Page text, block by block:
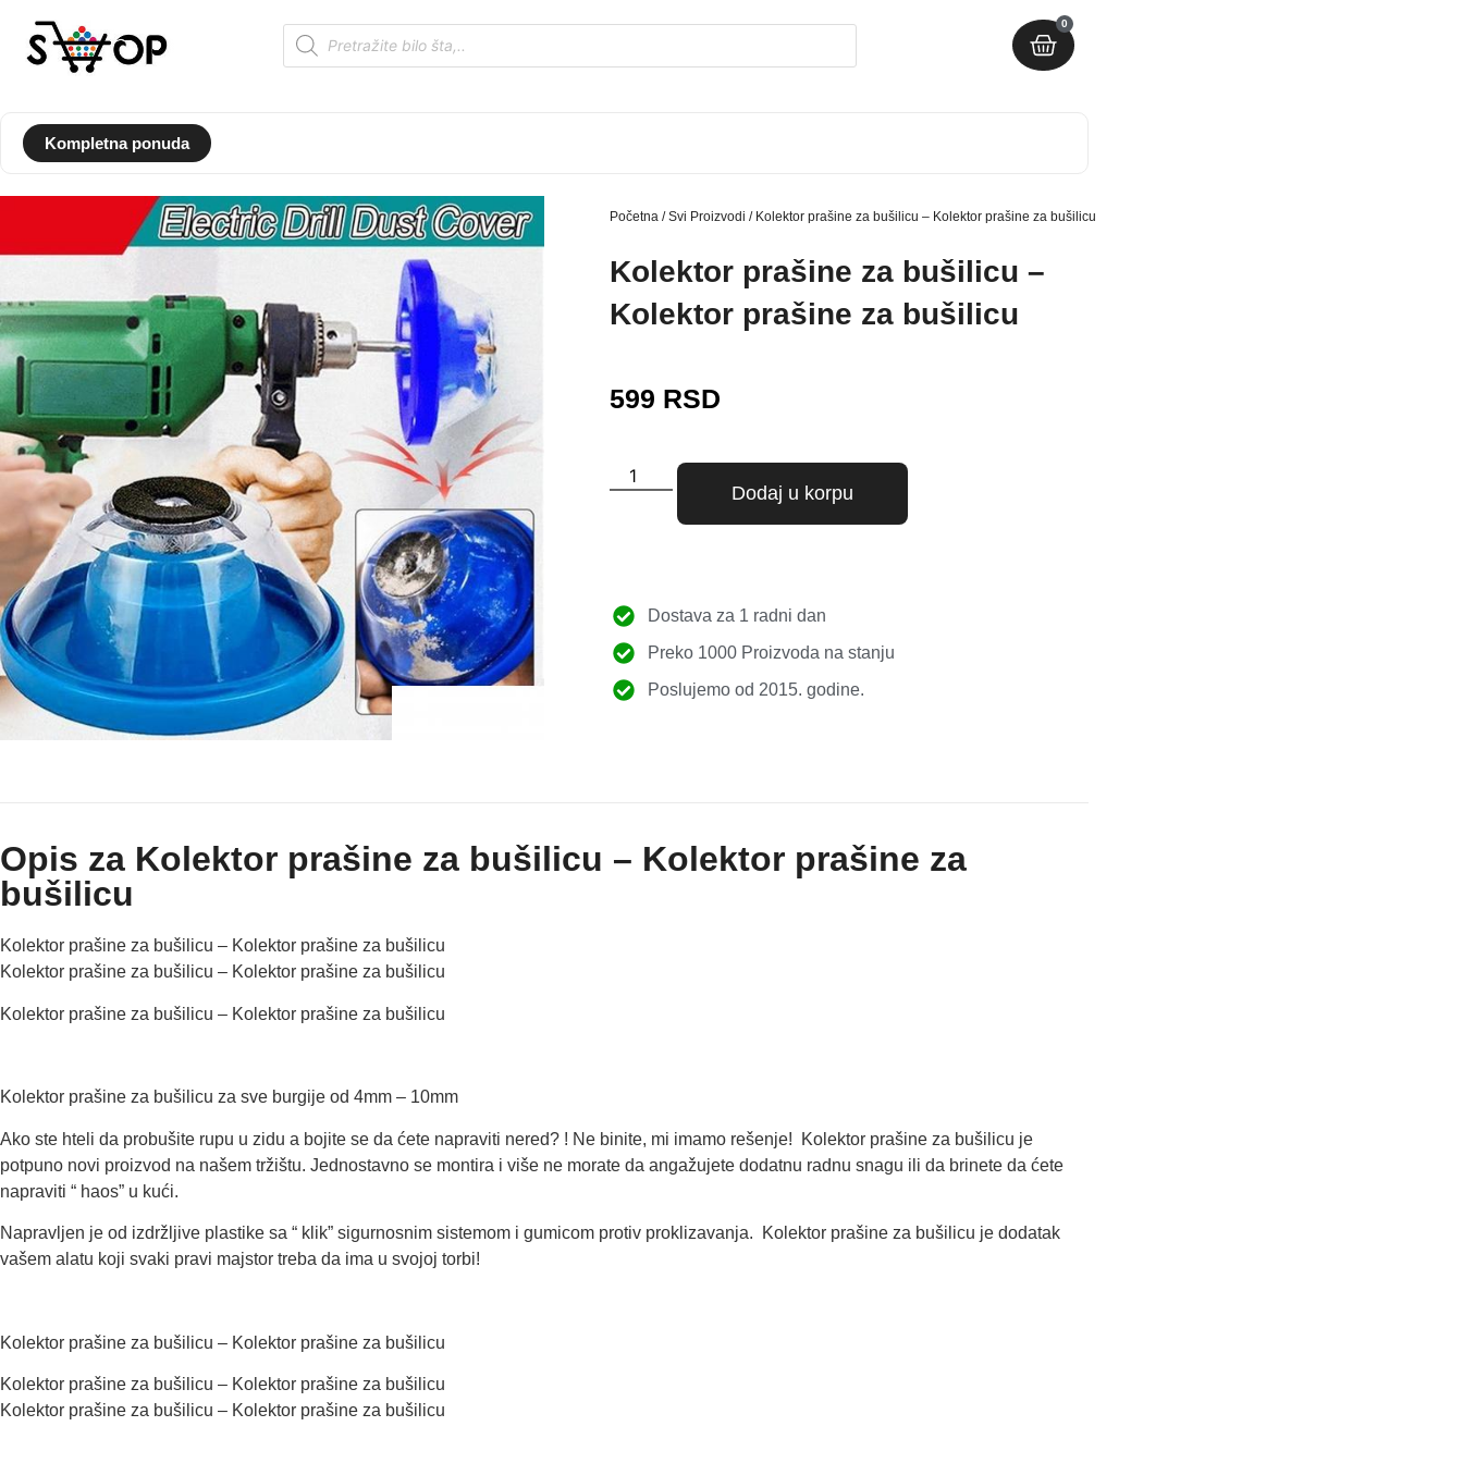
0
Kompletna ponuda
Početna /Svi Proizvodi / Kolektor prašine za bušilicu – Kolektor prašine za bušilicu
Kolektor prašine za bušilicu –
Kolektor prašine za bušilicu
599 RSD
Dodaj u korpu
Dostava za 1 radni dan
Preko 1000 Proizvoda na stanju
Poslujemo od 2015. godine.
Opis za Kolektor prašine za bušilicu – Kolektor prašine za
bušilicu
Kolektor prašine za bušilicu – Kolektor prašine za bušilicu
Kolektor prašine za bušilicu – Kolektor prašine za bušilicu
Kolektor prašine za bušilicu – Kolektor prašine za bušilicu
Kolektor prašine za bušilicu za sve burgije od 4mm – 10mm
Ako ste hteli da probušite rupu u zidu a bojite se da ćete napraviti nered? ! Ne binite, mi imamo rešenje! Kolektor prašine za bušilicu je
potpuno novi proizvod na našem tržištu. Jednostavno se montira i više ne morate da angažujete dodatnu radnu snagu ili da brinete da ćete
napraviti “ haos” u kući.
Napravljen je od izdržljive plastike sa “ klik” sigurnosnim sistemom i gumicom protiv proklizavanja. Kolektor prašine za bušilicu je dodatak
vašem alatu koji svaki pravi majstor treba da ima u svojoj torbi!
Kolektor prašine za bušilicu – Kolektor prašine za bušilicu
Kolektor prašine za bušilicu – Kolektor prašine za bušilicu
Kolektor prašine za bušilicu – Kolektor prašine za bušilicu